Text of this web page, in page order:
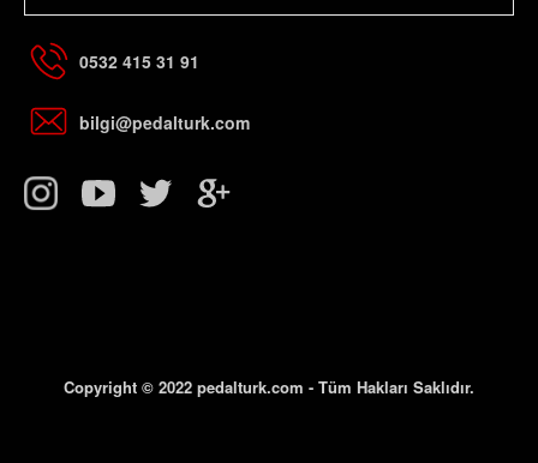
0532 415 31 91
bilgi@pedalturk.com
Copyright © 2022 pedalturk.com - Tüm Hakları Saklıdır.